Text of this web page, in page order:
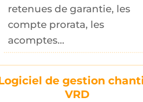
retenues de garantie, les
compte prorata, les
acomptes…
de gestion
VRD